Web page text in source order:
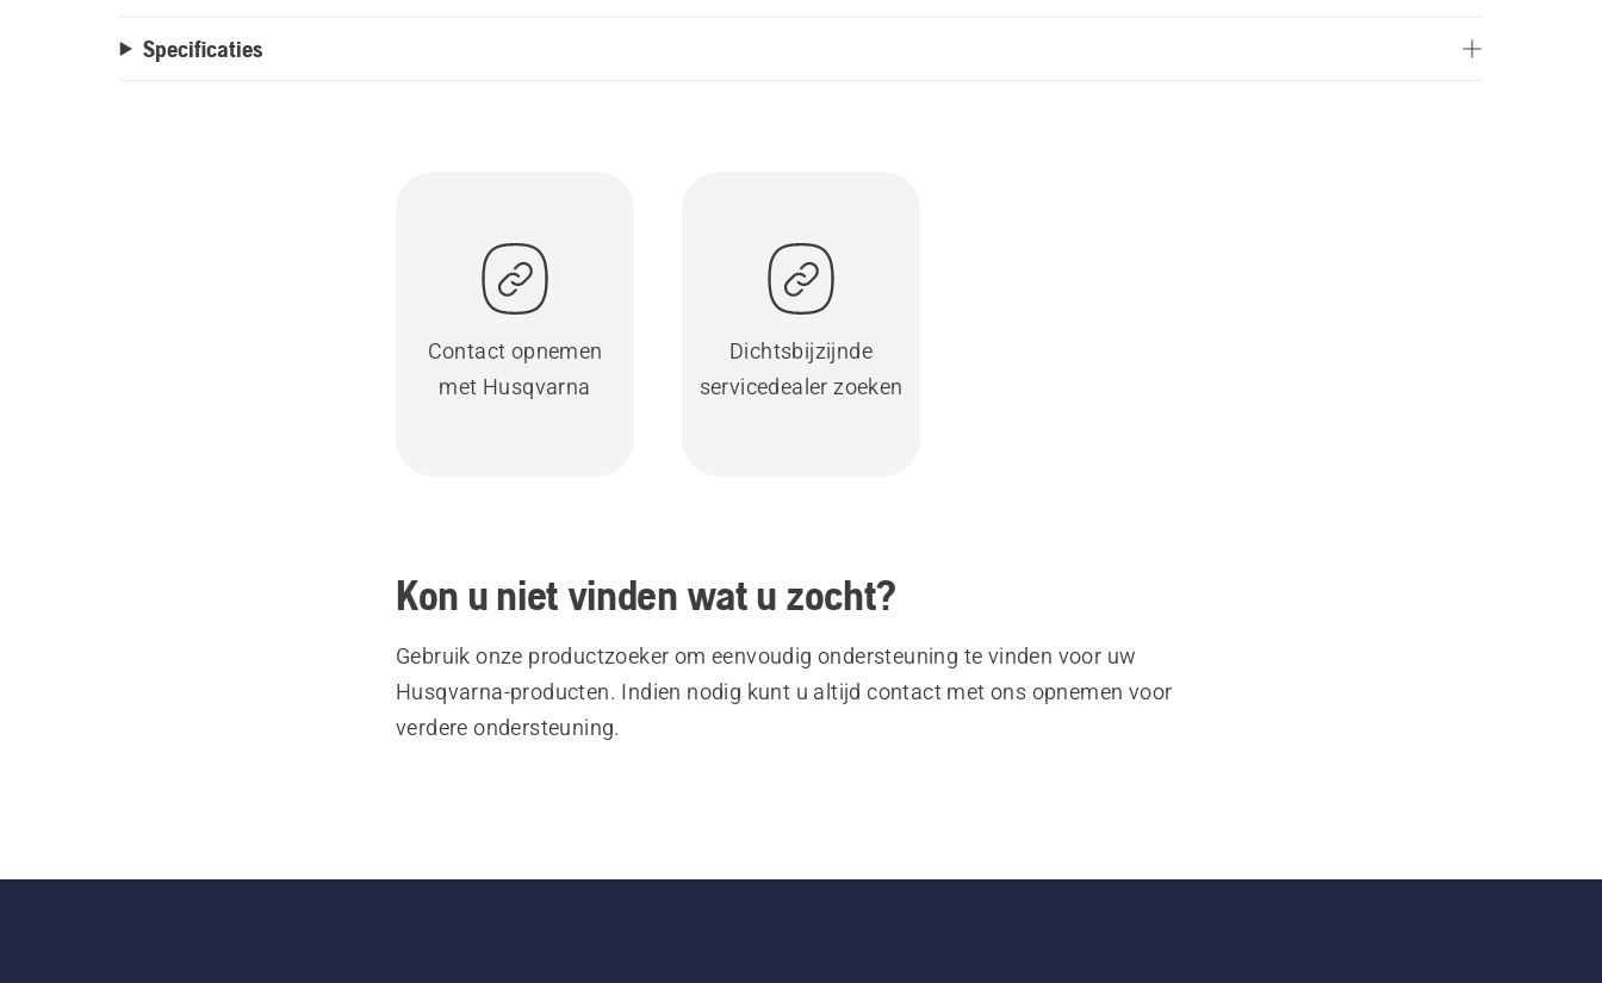
Specificaties
Contact opnemen
met Husqvarna
Dichtsbijzijnde
servicedealer zoeken
Kon u niet vinden wat u zocht?
Gebruik onze productzoeker om eenvoudig ondersteuning te vinden voor uw
Husqvarna-producten. Indien nodig kunt u altijd contact met ons opnemen voor
verdere ondersteuning.